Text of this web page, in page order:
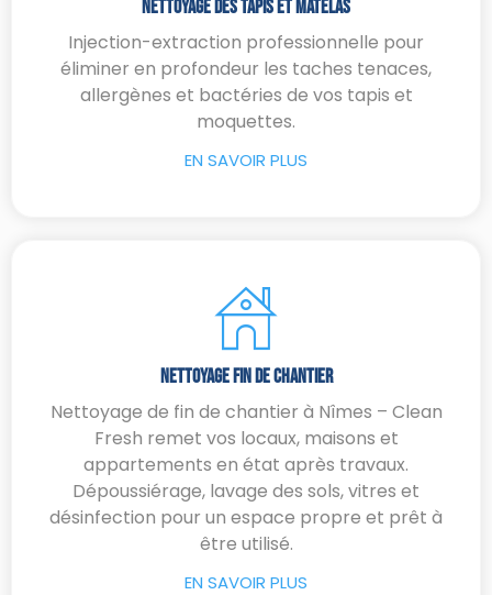
Nettoyage Des Tapis Et Matelas
Injection-extraction professionnelle pour
éliminer en profondeur les taches tenaces,
allergènes et bactéries de vos tapis et
moquettes.
EN SAVOIR PLUS
Nettoyage Fin De Chantier
Nettoyage de fin de chantier à Nîmes – Clean
Fresh remet vos locaux, maisons et
appartements en état après travaux.
Dépoussiérage, lavage des sols, vitres et
désinfection pour un espace propre et prêt à
être utilisé.
EN SAVOIR PLUS